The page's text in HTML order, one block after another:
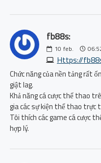
fb88s:
10 feb.
Https://
Chức năng của nền tảng rất
giật lag.
Khả năng cá cược thể thao
gia các sự kiện thể thao trực
Tôi thích các game cá cược
hợp lý.